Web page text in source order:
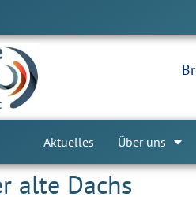
Aktuelles Über uns
alte Dachs